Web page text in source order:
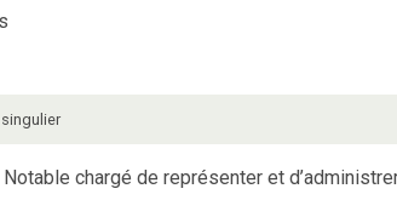
singulier
Notable chargé de représenter et